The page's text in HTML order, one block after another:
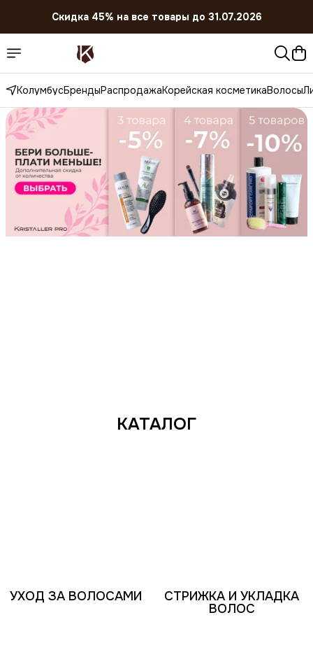
Скидка 45% на все товары до 31.07.2026
КолумбусБрендыРаспродажаКорейская косметикаВолосы
КАТАЛОГ
УХОД ЗА ВОЛОСАМИ
СТРИЖКА И УКЛАДКА
ВОЛОС